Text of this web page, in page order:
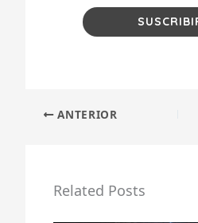
ANTERIOR
Related Posts